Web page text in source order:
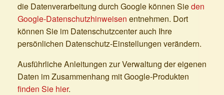
die Datenverarbeitung durch Google können Sieden
Google-Datenschutzhinweisen entnehmen. Dort
können Sie im Datenschutzcenter auch Ihre
persönlichen Datenschutz-Einstellungen verändern.
Ausführliche Anleitungen zur Verwaltung der eigenen
Daten im Zusammenhang mit Google-Produkten
finden Sie hier.